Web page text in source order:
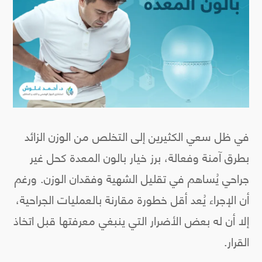
في ظل سعي الكثيرين إلى التخلص من الوزن الزائد
بطرق آمنة وفعالة، برز خيار بالون المعدة كحل غير
جراحي يُساهم في تقليل الشهية وفقدان الوزن. ورغم
أن الإجراء يُعد أقل خطورة مقارنة بالعمليات الجراحية،
إلا أن له بعض الأضرار التي ينبغي معرفتها قبل اتخاذ
القرار.